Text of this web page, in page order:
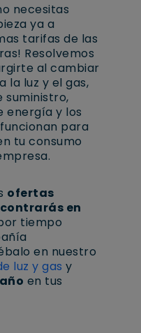
necesitas
ya a
tarifas de las
Resolvemos
al cambiar
la luz y el gas,
energía y los
para
tu consumo
ofertas
en
tiempo
en nuestro
luz y gas y
en tus